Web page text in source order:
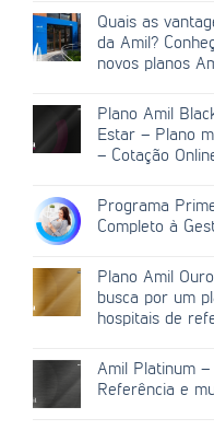
Quais as
da Amil?
novos planos
Plano Amil
Estar – Plano
– Cotação
Programa
Completo à
Plano Amil
busca por um
hospitais de
Amil Platinum –
Referência e